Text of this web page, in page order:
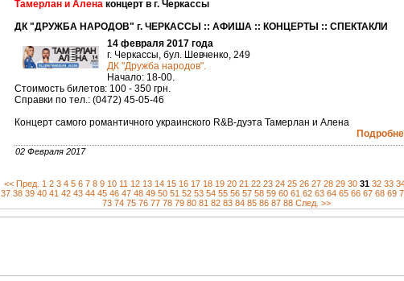
Тамерлан и Аленаконцерт в г. Черкассы
ДК "ДРУЖБА НАРОДОВ" г. ЧЕРКАССЫ :: АФИША :: КОНЦЕРТЫ :: СПЕКТАКЛИ
14 февраля 2017 года
г. Черкассы, бул. Шевченко, 249
ДК "Дружба народов".
Начало: 18-00.
Стоимость билетов: 100 - 350 грн.
Справки по тел.: (0472) 45-05-46
Концерт самого романтичного украинского R&B-дуэта Тамерлан и Алена
02 Февраля 2017
<< Пред. 1 2 3 4 5 6 7 8 9 10 11 12 13 14 15 16 17 18 19 20 21 22 23 24 25 26 27 28 29 30 31 32 33
37 38 39 40 41 42 43 44 45 46 47 48 49 50 51 52 53 54 55 56 57 58 59 60 61 62 63 64 65 66 67 68 69
73 74 75 76 77 78 79 80 81 82 83 84 85 86 87 88 След. >>